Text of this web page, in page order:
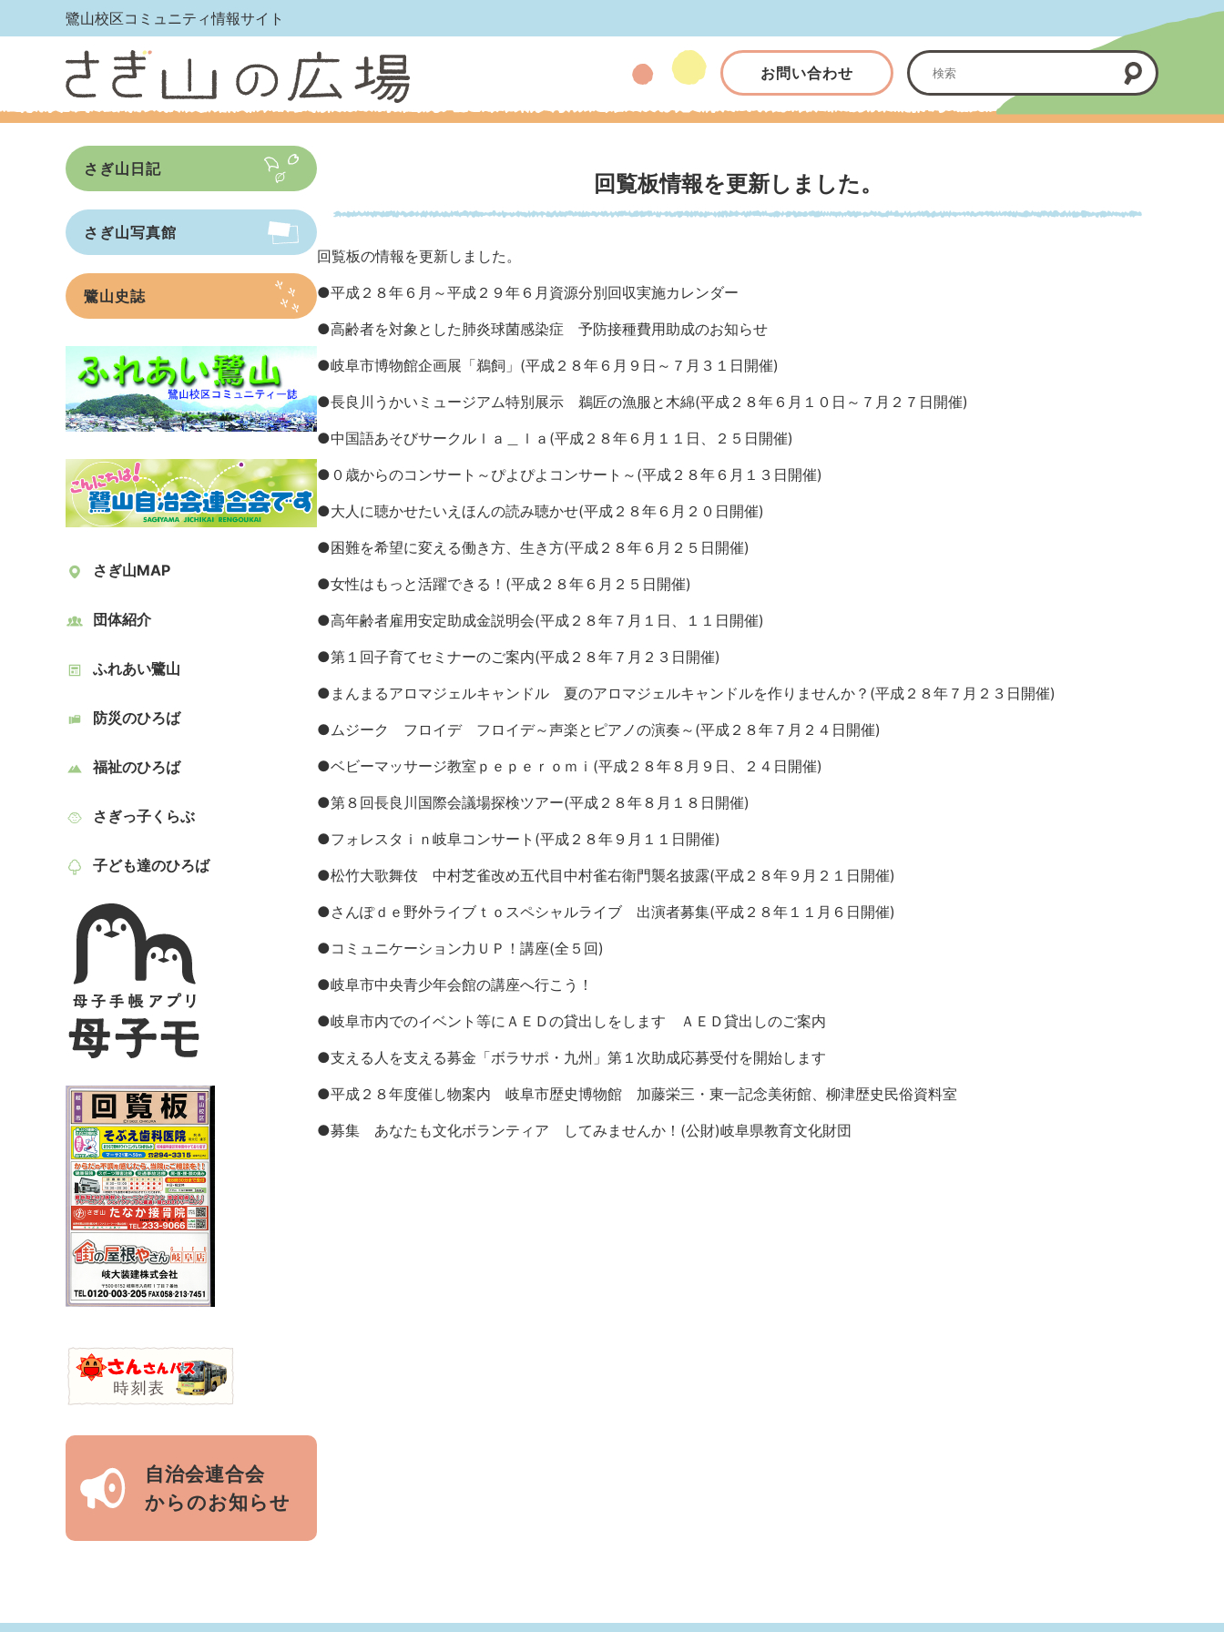
鷺山校区コミュニティ情報サイト
お問い合わせ
回覧板情報を更新しました。
回覧板の情報を更新しました。
●平成２８年６月～平成２９年６月資源分別回収実施カレンダー
●高齢者を対象とした肺炎球菌感染症 予防接種費用助成のお知らせ
●岐阜市博物館企画展「鵜飼」(平成２８年６月９日～７月３１日開催)
●長良川うかいミュージアム特別展示 鵜匠の漁服と木綿(平成２８年６月１０日～７月２７日開催)
●中国語あそびサークルｌａ＿ｌａ(平成２８年６月１１日、２５日開催)
● ０歳からのコンサート～ぴよぴよコンサート～(平成２８年６月１３日開催)
●大人に聴かせたいえほんの読み聴かせ(平成２８年６月２０日開催)
●困難を希望に変える働き方、生き方(平成２８年６月２５日開催)
●女性はもっと活躍できる！(平成２８年６月２５日開催)
●高年齢者雇用安定助成金説明会(平成２８年７月１日、１１日開催)
●第１回子育てセミナーのご案内(平成２８年７月２３日開催)
● まんまるアロマジェルキャンドル 夏のアロマジェルキャンドルを作りませんか？(平成２８年７月２３日開催)
●ムジーク フロイデ フロイデ～声楽とピアノの演奏～(平成２８年７月２４日開催)
●ベビーマッサージ教室ｐｅｐｅｒｏｍｉ(平成２８年８月９日、２４日開催)
●第８回長良川国際会議場探検ツアー(平成２８年８月１８日開催)
●フォレスタｉｎ岐阜コンサート(平成２８年９月１１日開催)
●松竹大歌舞伎 中村芝雀改め五代目中村雀右衛門襲名披露(平成２８年９月２１日開催)
●さんぽｄｅ野外ライブｔｏスペシャルライブ 出演者募集(平成２８年１１月６日開催)
●コミュニケーション力ＵＰ！講座(全５回)
●岐阜市中央青少年会館の講座へ行こう！
●岐阜市内でのイベント等にＡＥＤの貸出しをします ＡＥＤ貸出しのご案内
●支える人を支える募金「ボラサポ・九州」第１次助成応募受付を開始します
●平成２８年度催し物案内 岐阜市歴史博物館 加藤栄三・東一記念美術館、柳津歴史民俗資料室
●募集 あなたも文化ボランティア してみませんか！(公財)岐阜県教育文化財団
さぎ山日記
さぎ山写真館
鷺山史誌
さぎ山MAP
団体紹介
ふれあい鷺山
防災のひろば
福祉のひろば
さぎっ子くらぶ
子ども達のひろば
自治会連合会
からのお知らせ